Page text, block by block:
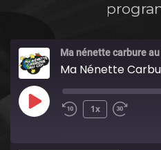
Ma nénette carbure au
Ma Nénette
Play
1x